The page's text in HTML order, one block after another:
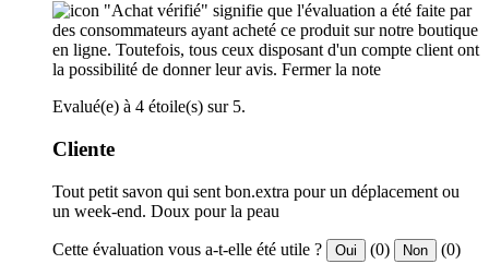
"Achat vérifié" signifie que l'évaluation a été faite par
des consommateurs ayant acheté ce produit sur notre boutique
en ligne. Toutefois, tous ceux disposant d'un compte client ont
la possibilité de donner leur avis. Fermer la note
Evalué(e) à 4 étoile(s) sur 5.
Cliente
Tout petit savon qui sent bon.extra pour un déplacement ou
un week-end. Doux pour la peau
Cette évaluation vous a-t-elle été utile ? Oui (0) Non (0)